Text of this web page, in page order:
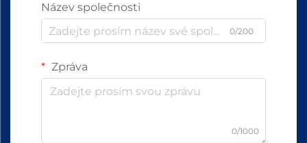
Název společnosti
0/200
Zpráva
0/1000